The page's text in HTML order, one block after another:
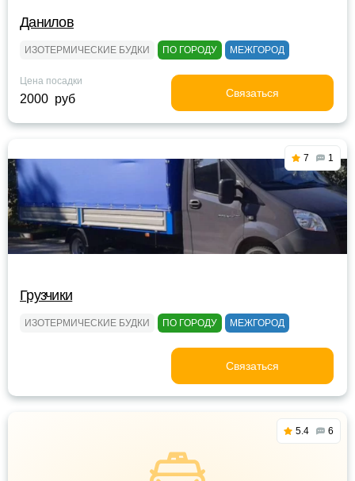
Данилов
ИЗОТЕРМИЧЕСКИЕ БУДКИ ПО ГОРОДУ МЕЖГОРОД
Цена посадки
2000 руб Связаться
7 1
Грузчики
ИЗОТЕРМИЧЕСКИЕ БУДКИ ПО ГОРОДУ МЕЖГОРОД
Связаться
5.4 6